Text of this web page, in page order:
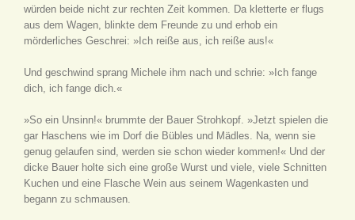
würden beide nicht zur rechten Zeit kommen. Da kletterte er flugs
aus dem Wagen, blinkte dem Freunde zu und erhob ein
mörderliches Geschrei: »Ich reiße aus, ich reiße aus!«
Und geschwind sprang Michele ihm nach und schrie: »Ich fange
dich, ich fange dich.«
»So ein Unsinn!« brummte der Bauer Strohkopf. »Jetzt spielen die
gar Haschens wie im Dorf die Bübles und Mädles. Na, wenn sie
genug gelaufen sind, werden sie schon wieder kommen!« Und der
dicke Bauer holte sich eine große Wurst und viele, viele Schnitten
Kuchen und eine Flasche Wein aus seinem Wagenkasten und
begann zu schmausen.